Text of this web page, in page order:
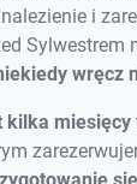
i
Sylwestrem
wręcz
kilka miesięcy